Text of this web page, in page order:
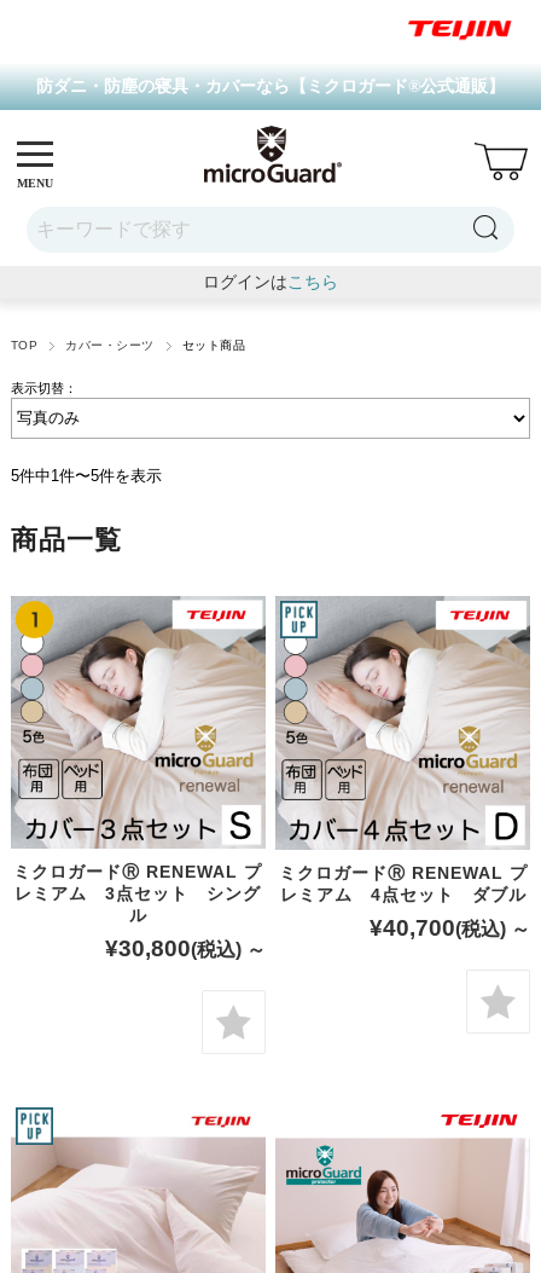
MENU
防ダニ・防塵の寝具・カバーなら【ミクロガード®公式通販】
ログインは こちら
TOP カバー・シーツ セット商品
表示切替：
5件中1件〜5件を表示
商品一覧
ミクロガードⓇ RENEWAL プ
レミアム 3点セット シング
ル
¥30,800(税込) ～
ミクロガードⓇ RENEWAL プ
レミアム 4点セット ダブル
¥40,700(税込) ～